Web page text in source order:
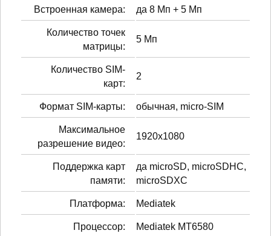
Встроенная камера: да 8 Мп + 5 Мп
Количество точек
матрицы:
5 Мп
Количество SIM-
карт:
2
Формат SIM-карты: обычная, micro-SIM
Максимальное
разрешение видео:
1920x1080
Поддержка карт
памяти:
да microSD, microSDHC,
microSDXC
Платформа: Mediatek
Процессор: Mediatek MT6580